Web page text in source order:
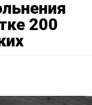
200